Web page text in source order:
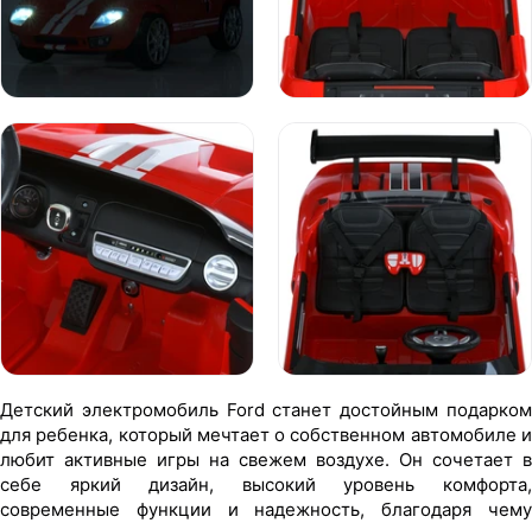
Детский электромобиль Ford станет достойным подарком
для ребенка, который мечтает о собственном автомобиле и
любит активные игры на свежем воздухе. Он сочетает в
себе яркий дизайн, высокий уровень комфорта,
современные функции и надежность, благодаря чему